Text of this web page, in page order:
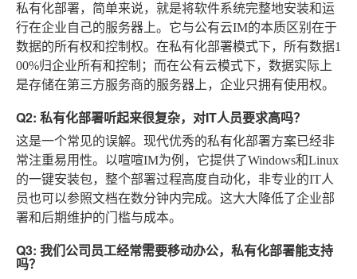
私有化部署，简单来说，就是将软件系统完整地安装和运
行在企业自己的服务器上。它与公有云IM的本质区别在于
数据的所有权和控制权。在私有化部署模式下，所有数据1
00%归企业所有和控制；而在公有云模式下，数据实际上
是存储在第三方服务商的服务器上，企业只拥有使用权。
Q2: 私有化部署听起来很复杂，对IT人员要求高吗？
这是一个常见的误解。现代优秀的私有化部署方案已经非
常注重易用性。以喧喧IM为例，它提供了Windows和Linux
的一键安装包，整个部署过程高度自动化，非专业的IT人
员也可以参照文档在数分钟内完成。这大大降低了企业部
署和后期维护的门槛与成本。
Q3: 我们公司员工经常需要移动办公，私有化部署能支持
吗？